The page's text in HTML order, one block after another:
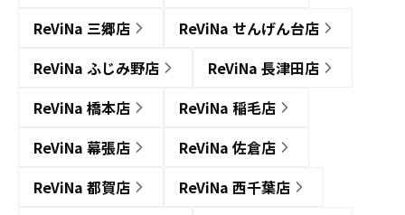
ReViNa 三郷店
ReViNa せんげん台店
ReViNa ふじみ野店
ReViNa 長津田店
ReViNa 橋本店
ReViNa 稲毛店
ReViNa 幕張店
ReViNa 佐倉店
ReViNa 都賀店
ReViNa 西千葉店